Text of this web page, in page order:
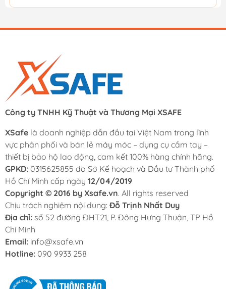
Công ty TNHH Kỹ Thuật và Thương Mại XSAFE
XSafe là doanh nghiệp dẫn đầu tại Việt Nam trong lĩnh
vực phân phối và bán lẻ máy móc – dụng cụ cầm tay –
thiết bị bảo hộ lao động, cam kết 100% hàng chính hãng.
GPKD: 0315625855 do Sở Kế hoạch và Đầu tư Thành phố
Hồ Chí Minh cấp ngày 12/04/2019
Copyright © 2016 by Xsafe.vn. All rights reserved
Chịu trách nghiệm nội dung: Đỗ Trịnh Nhất Duy
Địa chỉ: số 52 đường ĐHT21, P. Đông Hưng Thuận, TP Hồ
Chí Minh
Email: info@xsafe.vn
Hotline: 090 9933 258